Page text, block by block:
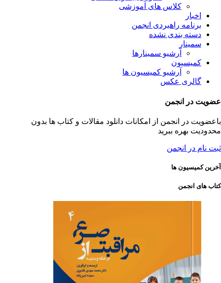
کلاس های آموزشی
اخبار
برنامه راهبردی انجمن
دسته بندی نشده
سمینار
آرشیو سمینارها
کمیسیون
آرشیو کمیسیون ها
گالری عکس
عضویت در انجمن
باعضویت در انجمن از امکانات دانلود مقالات و کتاب ها بدون
محدودیت بهره ببرید
ثبت نام در انجمن
آخرین کمیسیون ها
کتاب های انجمن